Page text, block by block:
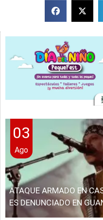
03
Ago
ATAQUE ARMADO EN
ES DENUNCIADO EN